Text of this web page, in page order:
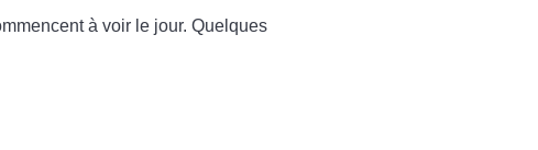
à voir le jour. Quelques